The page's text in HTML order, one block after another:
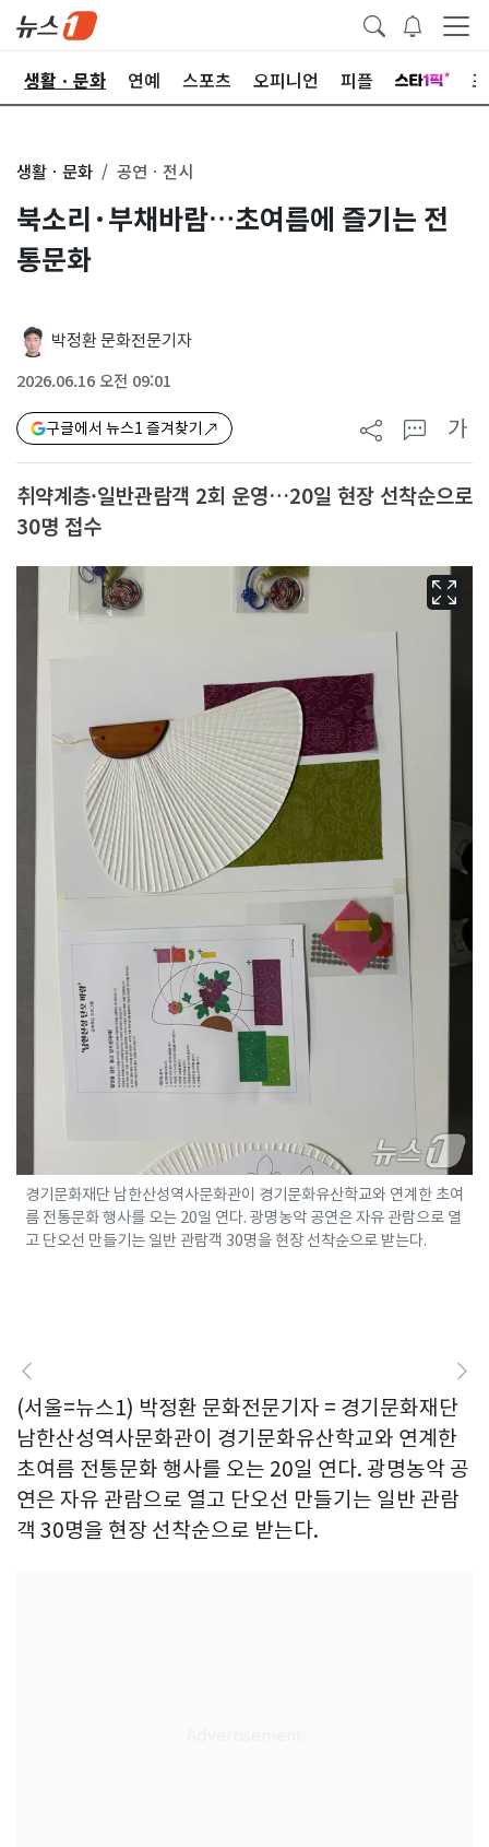
생활ㆍ문화 연예 스포츠 오피니언 피플
생활ㆍ문화 공연ㆍ전시
북소리·부채바람…초여름에 즐기는 전
통문화
박정환 문화전문기자
2026.06.16 오전 09:01
구글에서 뉴스1 즐겨찾기 가
취약계층·일반관람객 2회 운영…20일 현장 선착순으로
30명 접수
경기문화재단 남한산성역사문화관이 경기문화유산학교와 연계한 초여
름 전통문화 행사를 오는 20일 연다. 광명농악 공연은 자유 관람으로 열
고 단오선 만들기는 일반 관람객 30명을 현장 선착순으로 받는다.
(서울=뉴스1) 박정환 문화전문기자 = 경기문화재단
남한산성역사문화관이 경기문화유산학교와 연계한
초여름 전통문화 행사를 오는 20일 연다. 광명농악 공
연은 자유 관람으로 열고 단오선 만들기는 일반 관람
객 30명을 현장 선착순으로 받는다.